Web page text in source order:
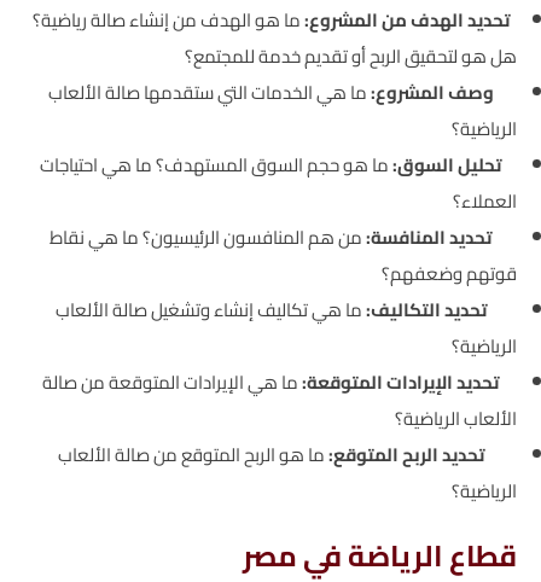
تحديد الهدف من المشروع:ما هو الهدف من إنشاء صالة رياضية؟
هل هو لتحقيق الربح أو تقديم خدمة للمجتمع؟
وصف المشروع:ما هي الخدمات التي ستقدمها صالة الألعاب
الرياضية؟
تحليل السوق:ما هو حجم السوق المستهدف؟ ما هي احتياجات
العملاء؟
تحديد المنافسة:من هم المنافسون الرئيسيون؟ ما هي نقاط
قوتهم وضعفهم؟
تحديد التكاليف:ما هي تكاليف إنشاء وتشغيل صالة الألعاب
الرياضية؟
تحديد الإيرادات المتوقعة:ما هي الإيرادات المتوقعة من صالة
الألعاب الرياضية؟
تحديد الربح المتوقع:ما هو الربح المتوقع من صالة الألعاب
الرياضية؟
قطاع الرياضة في مصر